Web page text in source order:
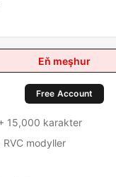
Eň meşhur
Free Account
15,000 karakter
RVC modyller